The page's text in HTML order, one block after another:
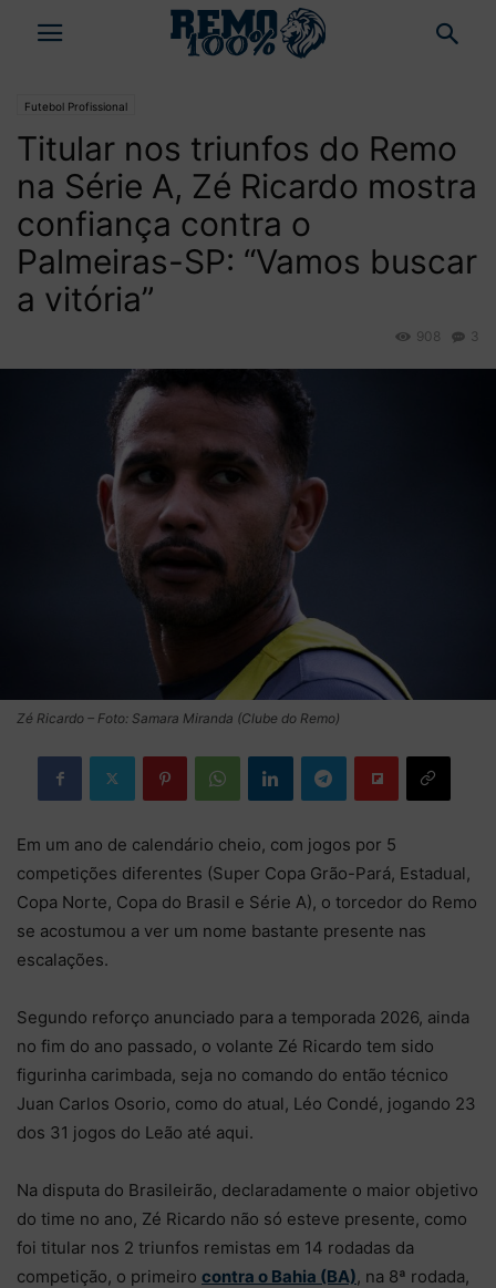
Futebol Profissional
Titular nos triunfos do Remo
na Série A, Zé Ricardo mostra
confiança contra o
Palmeiras-SP: “Vamos buscar
a vitória”
3
908
Zé Ricardo – Foto: Samara Miranda (Clube do Remo)
Em um ano de calendário cheio, com jogos por 5
competições diferentes (Super Copa Grão-Pará, Estadual,
Copa Norte, Copa do Brasil e Série A), o torcedor do Remo
se acostumou a ver um nome bastante presente nas
escalações.
Segundo reforço anunciado para a temporada 2026, ainda
no fim do ano passado, o volante Zé Ricardo tem sido
figurinha carimbada, seja no comando do então técnico
Juan Carlos Osorio, como do atual, Léo Condé, jogando 23
dos 31 jogos do Leão até aqui.
Na disputa do Brasileirão, declaradamente o maior objetivo
do time no ano, Zé Ricardo não só esteve presente, como
foi titular nos 2 triunfos remistas em 14 rodadas da
competição, o primeiro contra o Bahia (BA), na 8ª rodada,